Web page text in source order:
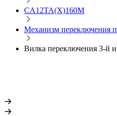
CA12TA(X)160M
Механизм переключения
Вилка переключения 3-й